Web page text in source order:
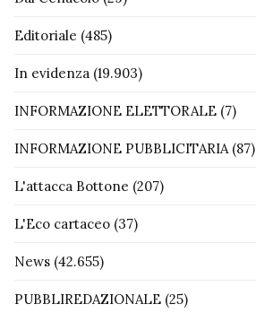
Editoriale (485)
In evidenza (19.903)
INFORMAZIONE ELETTORALE (7)
INFORMAZIONE PUBBLICITARIA(87)
L'attacca Bottone (207)
L'Eco cartaceo (37)
News (42.655)
PUBBLIREDAZIONALE (25)